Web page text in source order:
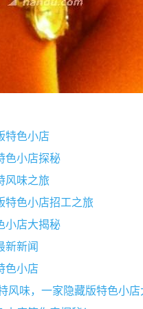
特色小店
色小店探秘
风味之旅
特色小店招工之旅
小店大揭秘
新新闻
色小店
风味，一家隐藏版特色小店